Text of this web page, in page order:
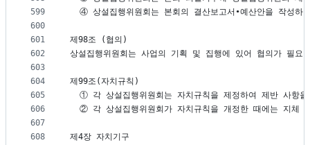
599
600
601
602
603
604
605
606
607
608
④ 상설집행위원회는 본회의 결산보고서∙예산안을 작성하
제98조 (협의)
상설집행위원회는 사업의 기획 및 집행에 있어 협의가 필요
제99조(자치규칙)
① 각 상설집행위원회는 자치규칙을 제정하여 제반 사항을
② 각 상설집행위원회가 자치규칙을 개정한 때에는 지체
제4장 자치기구